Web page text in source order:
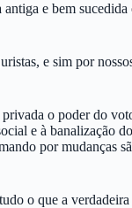
e bem sucedida
e sim por
o poder do
e à banalização
por mudanças
o que a